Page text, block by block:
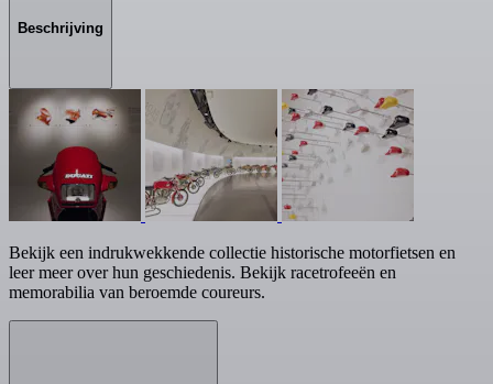
Beschrijving
Bekijk een indrukwekkende collectie historische motorfietsen en
leer meer over hun geschiedenis. Bekijk racetrofeeën en
memorabilia van beroemde coureurs.